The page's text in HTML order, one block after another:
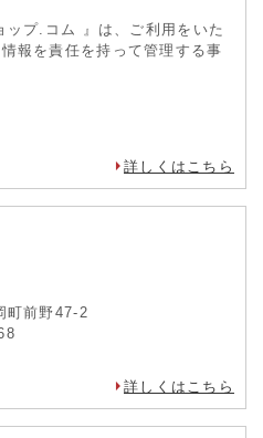
ップ.コム 』は、ご利用をいた
報を責任を持って管理する事
詳しくはこちら
町前野47-2
詳しくはこちら